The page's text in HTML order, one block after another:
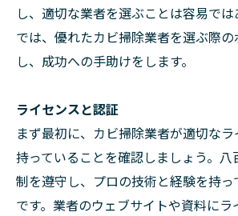
し、適切な業者を選ぶことは容易で
では、優れたカビ掃除業者を選ぶ際
し、成功への手助けをします。
ライセンスと認証
まず最初に、カビ掃除業者が適切な
持っていることを確認しましょう。八
制を遵守し、プロの技術と経験を持
です。業者のウェブサイトや資料に